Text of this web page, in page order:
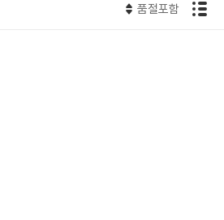
품절포함